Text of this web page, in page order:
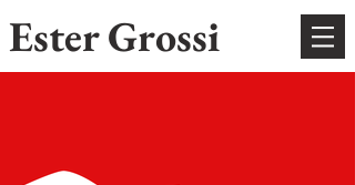
Ester Grossi